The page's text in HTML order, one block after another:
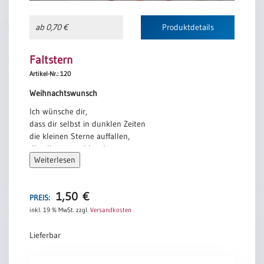
ab 0,70 € Produktdetails
Faltstern
Artikel-Nr.: 120
Weihnachtswunsch
Ich wünsche dir,
dass dir selbst in dunklen Zeiten
die kleinen Sterne auffallen,
die glitzern und leuchten,
unbeirrt von dem,
Ich wünsche dir das Vertrauen,
dass der Morgenstern
auch wenn du ihn
Weiterlesen
PREIS: 1,50 €
inkl. 19 % MwSt. zzgl. Versandkosten
Lieferbar